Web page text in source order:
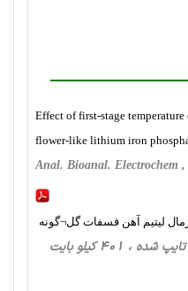
Effect of first-stage
flower-like lithium iron
Anal. Bioanal. Electrochem
لیتیم آهن فسفات گل¬گونه
، کلیه گرایش ها، 9 صفحه فارسی تایپ شده ، 401 کیلو بایت